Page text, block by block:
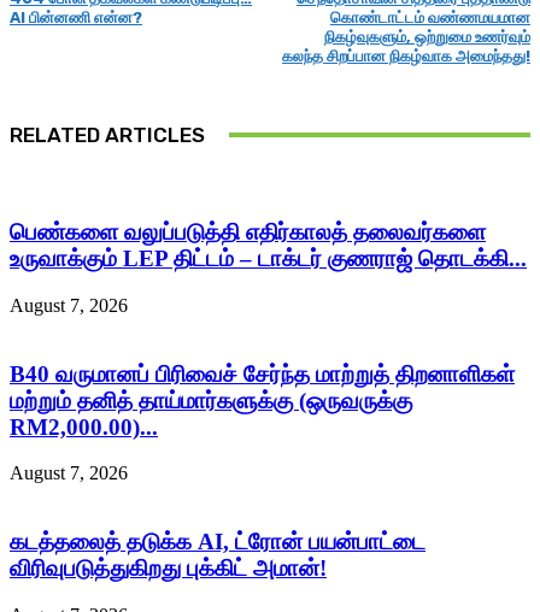
AI பின்னணி என்ன?
கொண்டாட்டம் வண்ணமயமான
நிகழ்வுகளும், ஒற்றுமை உணர்வும்
கலந்த சிறப்பான நிகழ்வாக அமைந்தது!
RELATED ARTICLES
பெண்களை வலுப்படுத்தி எதிர்காலத் தலைவர்களை
உருவாக்கும் LEP திட்டம் – டாக்டர் குணராஜ் தொடக்கி...
August 7, 2026
B40 வருமானப் பிரிவைச் சேர்ந்த மாற்றுத் திறனாளிகள்
மற்றும் தனித் தாய்மார்களுக்கு (ஒருவருக்கு
RM2,000.00)...
August 7, 2026
கடத்தலைத் தடுக்க AI, ட்ரோன் பயன்பாட்டை
விரிவுபடுத்துகிறது புக்கிட் அமான்!